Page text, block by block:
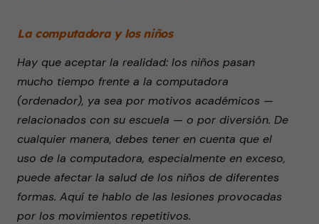
La computadora y los niños
Hay que aceptar la realidad: los niños pasan
mucho tiempo frente a la computadora
(ordenador), ya sea por motivos académicos —
relacionados con su escuela — o por diversión. De
cualquier manera, debes tener en cuenta que el
uso de la computadora, especialmente en exceso,
puede afectar la salud de los niños de diferentes
formas. Aquí te hablo de las lesiones provocadas
por los movimientos repetitivos.